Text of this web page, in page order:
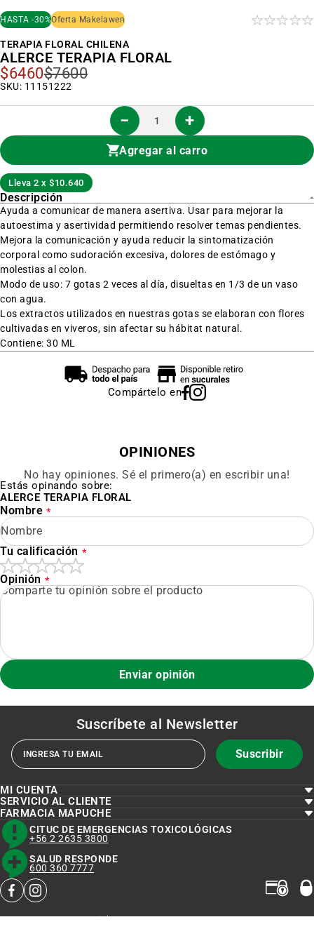
TERAPIA FLORAL CHILENA
Precio
Especial
$6460$7600
SKU: 11151222
ALERCE TERAPIA FLORAL
HASTA -30%Oferta Makelawen
Agregar al carro
Lleva 2 x $10.640
Descripción
Ayuda a comunicar de manera asertiva. Usar para mejorar la
autoestima y asertividad permitiendo resolver temas pendientes.
Mejora la comunicación y ayuda reducir la sintomatización
corporal como sudoración excesiva, dolores de estómago y
molestias al colon.
Modo de uso: 7 gotas 2 veces al día, disueltas en 1/3 de un vaso
con agua.
Los extractos utilizados en nuestras gotas se elaboran con flores
cultivadas en viveros, sin afectar su hábitat natural.
Contiene: 30 ML
Compártelo en
al
inicio
de
la
galería
de
imágenes
OPINIONES
No hay opiniones. Sé el primero(a) en escribir una!
Estás opinando sobre:
ALERCE TERAPIA FLORAL
Nombre
Tu calificación
Opinión
Enviar opinión
Suscríbete al Newsletter
Suscribir
MI CUENTA
SERVICIO AL CLIENTE
FARMACIA MAPUCHE
CITUC DE EMERGENCIAS TOXICOLÓGICAS
+56 2 2635 3800
SALUD RESPONDE
600 360 7777
Copyright © 2023 FARMACIAMAPUCHE